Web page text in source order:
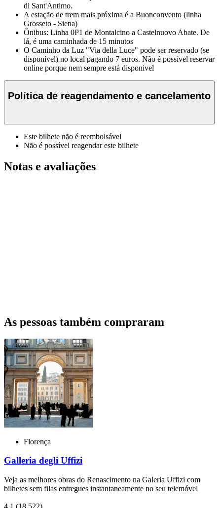
di Sant'Antimo.
A estação de trem mais próxima é a Buonconvento (linha
Grosseto - Siena)
Ônibus: Linha 0P1 de Montalcino a Castelnuovo Abate. De
lá, é uma caminhada de 15 minutos
O Caminho da Luz "Via della Luce" pode ser reservado (se
disponível) no local pagando 7 euros. Não é possível reservar
online porque nem sempre está disponível
Política de reagendamento e cancelamento
Este bilhete não é reembolsável
Não é possível reagendar este bilhete
Notas e avaliações
As pessoas também compraram
Florença
Galleria degli Uffizi
Veja as melhores obras do Renascimento na Galeria Uffizi com
bilhetes sem filas entregues instantaneamente no seu telemóvel